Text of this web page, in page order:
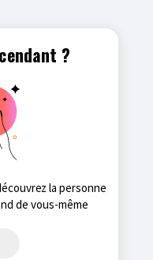
?
de vous-même